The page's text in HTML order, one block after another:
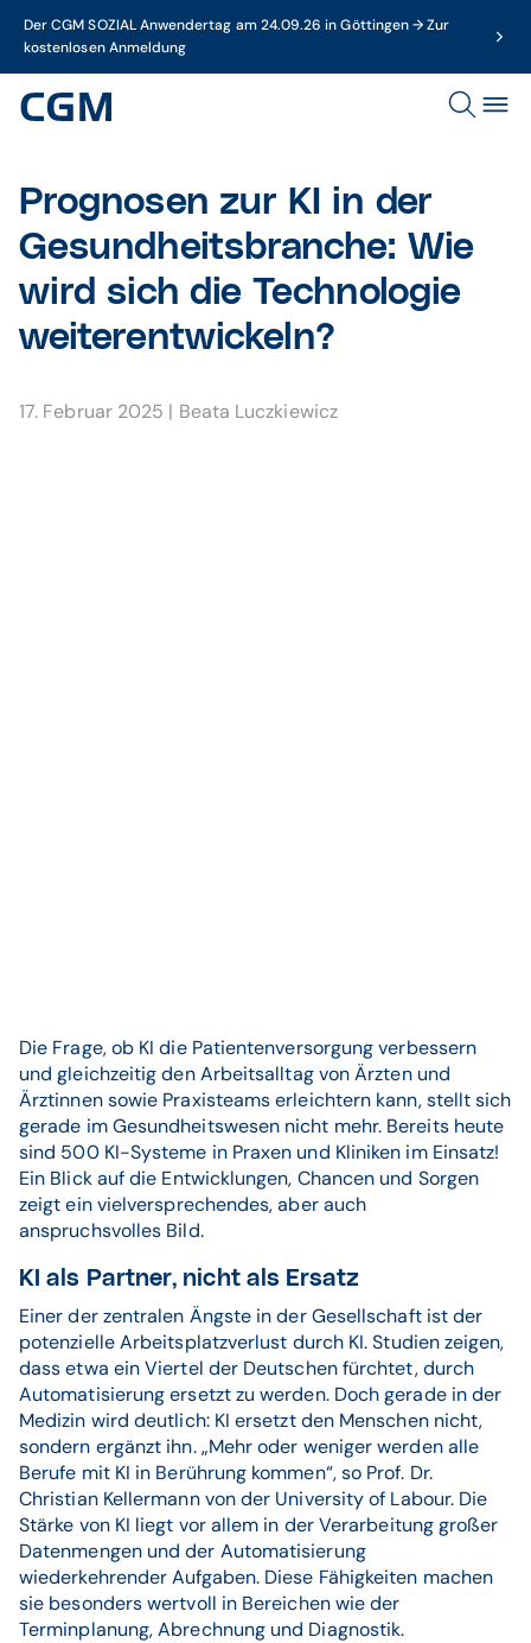
Der CGM SOZIAL Anwendertag am 24.09.26 in Göttingen → Zur
kostenlosen Anmeldung
Prognosen zur KI in der
Gesundheitsbranche: Wie
wird sich die Technologie
weiterentwickeln?
17. Februar 2025 | Beata Luczkiewicz
Die Frage, ob KI die Patientenversorgung verbessern
und gleichzeitig den Arbeitsalltag von Ärzten und
Ärztinnen sowie Praxisteams erleichtern kann, stellt sich
gerade im Gesundheitswesen nicht mehr. Bereits heute
sind 500 KI-Systeme in Praxen und Kliniken im Einsatz!
Ein Blick auf die Entwicklungen, Chancen und Sorgen
zeigt ein vielversprechendes, aber auch
anspruchsvolles Bild.
KI als Partner, nicht als Ersatz
Einer der zentralen Ängste in der Gesellschaft ist der
potenzielle Arbeitsplatzverlust durch KI. Studien zeigen,
dass etwa ein Viertel der Deutschen fürchtet, durch
Automatisierung ersetzt zu werden. Doch gerade in der
Medizin wird deutlich: KI ersetzt den Menschen nicht,
sondern ergänzt ihn. „Mehr oder weniger werden alle
Berufe mit KI in Berührung kommen“, so Prof. Dr.
Christian Kellermann von der University of Labour. Die
Stärke von KI liegt vor allem in der Verarbeitung großer
Datenmengen und der Automatisierung
wiederkehrender Aufgaben. Diese Fähigkeiten machen
sie besonders wertvoll in Bereichen wie der
Terminplanung, Abrechnung und Diagnostik.